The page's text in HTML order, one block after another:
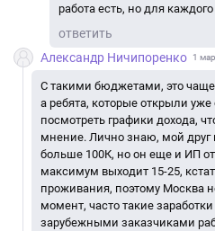
работа есть, но для
ответить
Александр Ничипоренко
1
С такими бюджетами, это
а ребята, которые открыли
посмотреть графики дохода,
мнение. Лично знаю, мой друг
больше 100К, но он еще и ИП
максимум выходит 15-25,
проживания, поэтому Москва
момент, часто такие
зарубежными заказчиками